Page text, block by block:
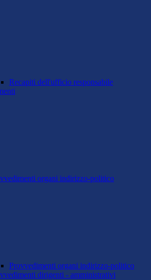
Recapiti dell'ufficio responsabile
organi indirizzo-politico
Provvedimenti organi indirizzo-politico
dirigenti - amministrativi